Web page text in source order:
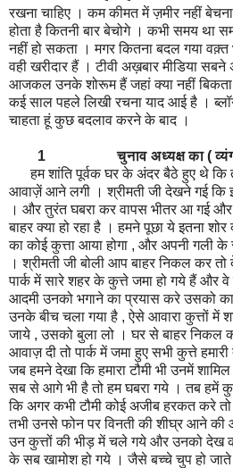
रखना चाहिए । कम कीमत में ज़मीर नहीं
होता है कितनी बार बेचोगे । कभी समय था
नहीं हो सकता । मगर कितना बदल गया वक़्त
वही खरीदार हैं । टीवी अख़बार मीडिया
आजकल उनके शोरूम हैं जहां क्या नहीं
कई साल पहले लिखी रचना याद आई है ।
चाहता हूं कुछ बदलाव करने के बाद ।
1 चुनाव अध्यक्ष का ( व्यंग्य )
हम शांति पूर्वक घर के अंदर बैठे हुए थे कि
आवाज़ें आने लगी । श्रीमती जी देखने गई कि
। और तुरंत घबरा कर वापस भीतर आ गई
बाहर क्या हो रहा है । हमने पूछा ये इतना
का कोई कुत्ता आया होगा , और अपनी गली
। श्रीमती जी बोली आप बाहर निकल कर
पार्क में सारे शहर के कुत्ते जमा हो गये हैं और
आदमी उनको भगाने का प्रयास करे उसको
उनके बीच चला गया है , ऐसे आवारा कुत्तों में
जाये , उसको बुला लो । घर से बाहर निकल
आवाज़ दी तो पार्क में जमा हुए सभी कुत्ते
जब हमने देखा कि हमारा टौमी भी उनमें
सब से आगे भी है तो हम घबरा गये । तब हमें
कि अगर कभी टौमी कोई अजीब हरकत करे
तभी उनसे फोन पर विनती की शीघ्र आने
उन कुत्तों की भीड़ में चले गये और उनको देख
के सब खामोश हो गये । जैसे बच्चे चुप हो